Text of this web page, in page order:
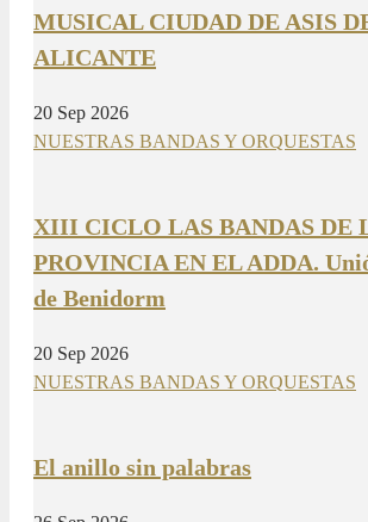
MUSICAL CIUDAD DE ASIS
ALICANTE
20 Sep 2026
NUESTRAS BANDAS Y ORQUESTAS
XIII CICLO LAS BANDAS DE
PROVINCIA EN EL ADDA.
de Benidorm
20 Sep 2026
NUESTRAS BANDAS Y ORQUESTAS
El anillo sin palabras